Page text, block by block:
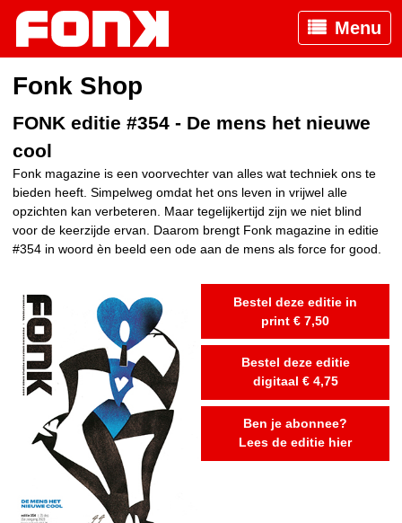
Menu
Fonk Shop
FONK editie #354 - De mens het nieuwe
cool
Fonk magazine is een voorvechter van alles wat techniek ons te
bieden heeft. Simpelweg omdat het ons leven in vrijwel alle
opzichten kan verbeteren. Maar tegelijkertijd zijn we niet blind
voor de keerzijde ervan. Daarom brengt Fonk magazine in editie
#354 in woord èn beeld een ode aan de mens als force for good.
Bestel deze editie in
print € 7,50
Bestel deze editie
digitaal € 4,75
Ben je abonnee?
Lees de editie hier